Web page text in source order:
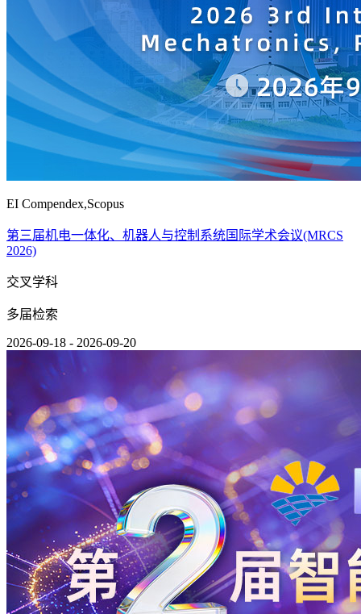
EI Compendex,Scopus
第三届机电一体化、机器人与控制系统国际学术会议(MRCS
2026)
交叉学科
多届检索
2026-09-18 - 2026-09-20